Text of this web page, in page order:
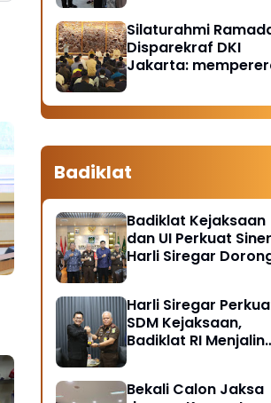
Piatu
Silaturahmi
Disparekraf DKI
Jakarta:
soliditas
Badiklat
Badiklat Kejaksaan
dan UI Perkuat
Harli Siregar
Harli Siregar
SDM Kejaksaan,
Badiklat RI Menjalin
Bekali Calon Jaksa